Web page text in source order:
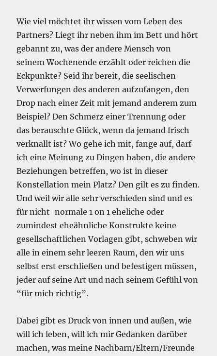
Wie viel möchtet ihr wissen vom Leben des
Partners? Liegt ihr neben ihm im Bett und hört
gebannt zu, was der andere Mensch von
seinem Wochenende erzählt oder reichen die
Eckpunkte? Seid ihr bereit, die seelischen
Verwerfungen des anderen aufzufangen, den
Drop nach einer Zeit mit jemand anderem zum
Beispiel? Den Schmerz einer Trennung oder
das berauschte Glück, wenn da jemand frisch
verknallt ist? Wo gehe ich mit, fange auf, darf
ich eine Meinung zu Dingen haben, die andere
Beziehungen betreffen, wo ist in dieser
Konstellation mein Platz? Den gilt es zu finden.
Und weil wir alle sehr verschieden sind und es
für nicht-normale 1 on 1 eheliche oder
zumindest eheähnliche Konstrukte keine
gesellschaftlichen Vorlagen gibt, schweben wir
alle in einem sehr leeren Raum, den wir uns
selbst erst erschließen und befestigen müssen,
jeder auf seine Art und nach seinem Gefühl von
“für mich richtig”.
Dabei gibt es Druck von innen und außen, wie
will ich leben, will ich mir Gedanken darüber
machen, was meine Nachbarn/Eltern/Freunde